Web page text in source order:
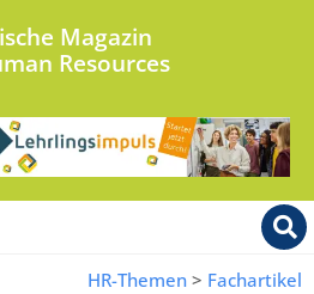
Magazin
Resources
HR-Themen > Fachartikel